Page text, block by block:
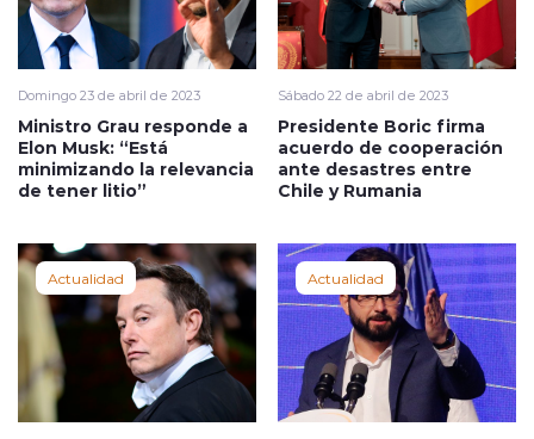
Domingo 23 de abril de 2023
Ministro Grau responde a
Elon Musk: “Está
minimizando la relevancia
de tener litio”
Sábado 22 de abril de 2023
Presidente Boric firma
acuerdo de cooperación
ante desastres entre
Chile y Rumania
Actualidad Actualidad